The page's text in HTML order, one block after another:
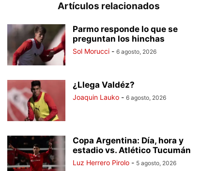
Artículos relacionados
Parmo responde lo que se
preguntan los hinchas
Sol Morucci - 6 agosto, 2026
¿Llega Valdéz?
Joaquin Lauko - 6 agosto, 2026
Copa Argentina: Día, hora y
estadio vs. Atlético Tucumán
Luz Herrero Pirolo - 5 agosto, 2026